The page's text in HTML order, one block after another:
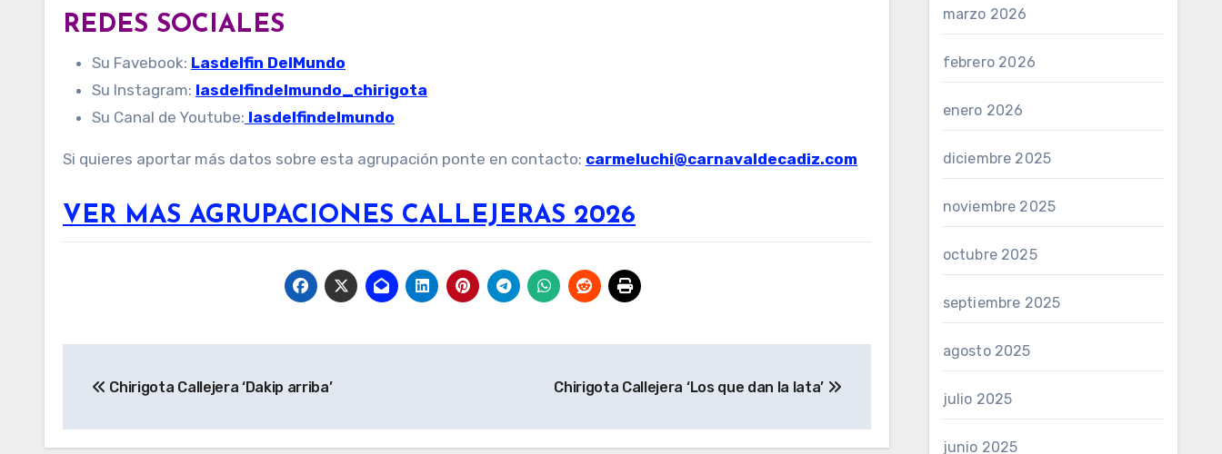
REDES SOCIALES
Su Favebook: Lasdelfin DelMundo
Su Instagram: lasdelfindelmundo_chirigota
Su Canal de Youtube: lasdelfindelmundo
Si quieres aportar más datos sobre esta agrupación ponte en contacto: carmeluchi@carnavaldecadiz.com
VER MAS AGRUPACIONES CALLEJERAS 2026
de
entradas
Chirigota Callejera ‘Dakip arriba’ Chirigota Callejera ‘Los que dan la lata’
marzo 2026
febrero 2026
enero 2026
diciembre 2025
noviembre 2025
octubre 2025
septiembre 2025
agosto 2025
julio 2025
junio 2025